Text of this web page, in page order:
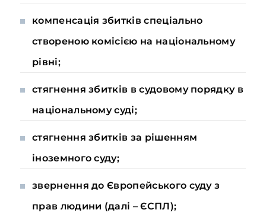
компенсація збитків спеціально
створеною комісією на національному
рівні;
стягнення збитків в судовому порядку в
національному суді;
стягнення збитків за рішенням
іноземного суду;
звернення до Європейського суду з
прав людини (далі – ЄСПЛ);